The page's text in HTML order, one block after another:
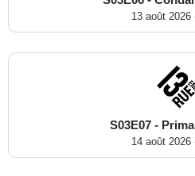
13 août 2026
S03E07 -
14 août 2026